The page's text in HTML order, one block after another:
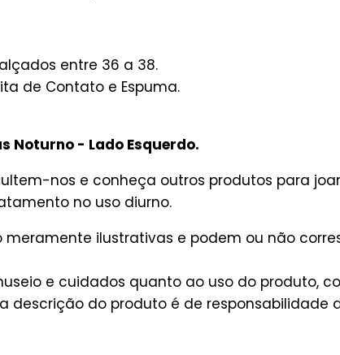
entre 36 a 38.
de Contato e Espuma.
Noturno - Lado Esquerdo.
nos e conheça outros produtos para
no uso diurno.
meramente ilustrativas e podem ou não
e cuidados quanto ao uso do produto,
descrição do produto é de responsabilidade